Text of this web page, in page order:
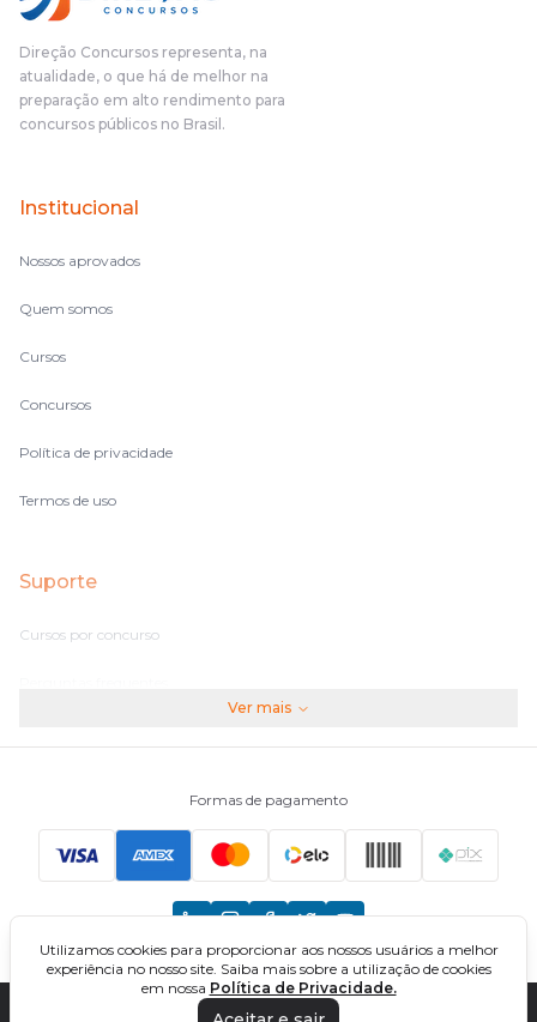
das aulas vocês(Direção Concursos), que fizeram um
o aluno, além de ter que estudar, ele tem que perder tempo
fazendo um cronograma, num pós- edital é muito
complicado, é uma avalanche de informação, então vocês
terem feito isso é muito bacana, porque quando eu me sentia
no volume de matérias.
Direção Concursos representa, na
atualidade, o que há de melhor na
preparação em alto rendimento para
concursos públicos no Brasil.
Institucional
Nossos aprovados
Quem somos
Cursos
Concursos
Política de privacidade
Termos de uso
Suporte
Cursos por concurso
Principais Concursos
CNU
TCU
Ver mais
Formas de pagamento
Utilizamos cookies para proporcionar aos nossos usuários a melhor
experiência no nosso site. Saiba mais sobre a utilização de cookies
em nossa Política de Privacidade.